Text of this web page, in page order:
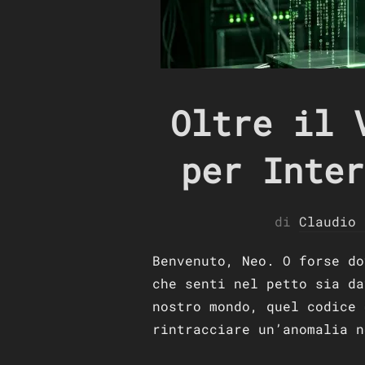
Oltre il
per
di Claudio
Benvenuto, Neo. O forse
che senti nel petto sia
nostro mondo, quel
rintracciare un’anomalia